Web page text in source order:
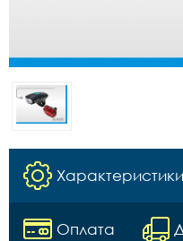
Характеристики
Оплата